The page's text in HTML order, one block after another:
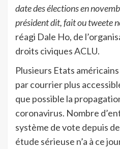
date des élections en
président dit, fait ou tweete
réagi Dale Ho, de
droits civiques ACLU.
Plusieurs Etats
par courrier plus
que possible la
coronavirus. Nombre
système de vote depuis
étude sérieuse n’a à ce